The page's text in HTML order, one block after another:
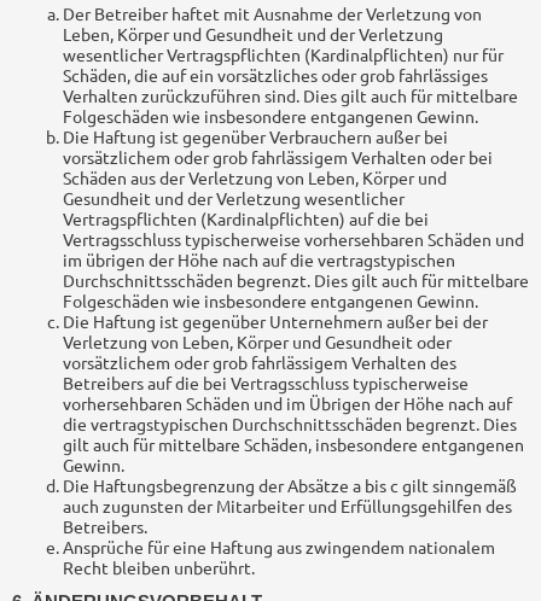
Der Betreiber haftet mit Ausnahme der Verletzung von
Leben, Körper und Gesundheit und der Verletzung
wesentlicher Vertragspflichten (Kardinalpflichten) nur für
Schäden, die auf ein vorsätzliches oder grob fahrlässiges
Verhalten zurückzuführen sind. Dies gilt auch für mittelbare
Folgeschäden wie insbesondere entgangenen Gewinn.
Die Haftung ist gegenüber Verbrauchern außer bei
vorsätzlichem oder grob fahrlässigem Verhalten oder bei
Schäden aus der Verletzung von Leben, Körper und
Gesundheit und der Verletzung wesentlicher
Vertragspflichten (Kardinalpflichten) auf die bei
Vertragsschluss typischerweise vorhersehbaren Schäden und
im übrigen der Höhe nach auf die vertragstypischen
Durchschnittsschäden begrenzt. Dies gilt auch für mittelbare
Folgeschäden wie insbesondere entgangenen Gewinn.
Die Haftung ist gegenüber Unternehmern außer bei der
Verletzung von Leben, Körper und Gesundheit oder
vorsätzlichem oder grob fahrlässigem Verhalten des
Betreibers auf die bei Vertragsschluss typischerweise
vorhersehbaren Schäden und im Übrigen der Höhe nach auf
die vertragstypischen Durchschnittsschäden begrenzt. Dies
gilt auch für mittelbare Schäden, insbesondere entgangenen
Gewinn.
Die Haftungsbegrenzung der Absätze a bis c gilt sinngemäß
auch zugunsten der Mitarbeiter und Erfüllungsgehilfen des
Betreibers.
Ansprüche für eine Haftung aus zwingendem nationalem
Recht bleiben unberührt.